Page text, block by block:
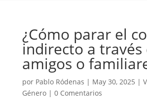
¿Cómo parar el
indirecto a través
amigos o
por Pablo Ródenas | May 30, 2025 |
Género| 0 Comentarios